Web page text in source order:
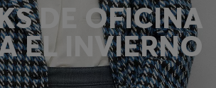
DE OFICINA
EL INVIERNO